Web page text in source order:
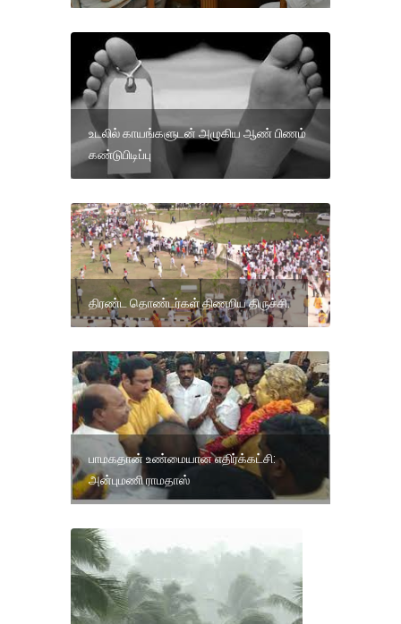
உடலில் காயங்களுடன் அழுகிய ஆண் பிணம்
கண்டுபிடிப்பு
திரண்ட தொண்டர்கள் திணறிய திருச்சி.
பாமகதான் உண்மையான எதிர்க்கட்சி:
அன்புமணி ராமதாஸ்